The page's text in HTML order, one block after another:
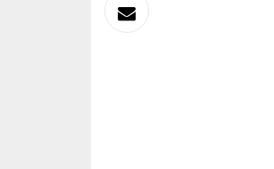
Envoyer